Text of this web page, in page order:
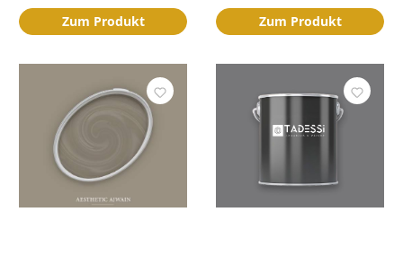
Zum Produkt Zum Produkt